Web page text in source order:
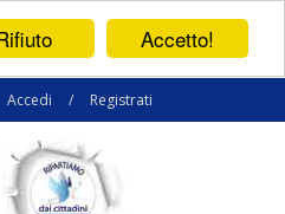
Accetto!
Accedi / Registrati